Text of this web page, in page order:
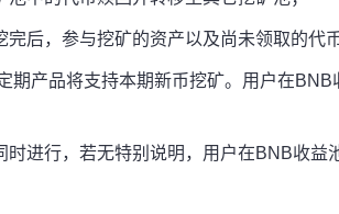
后，参与挖矿的资产以及尚未领取的代
期产品将支持本期新币挖矿。用户在
时进行，若无特别说明，用户在BNB收